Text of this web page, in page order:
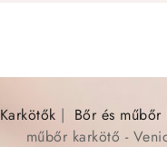
Karkötők Bőr és műbőr
műbőr karkötő -